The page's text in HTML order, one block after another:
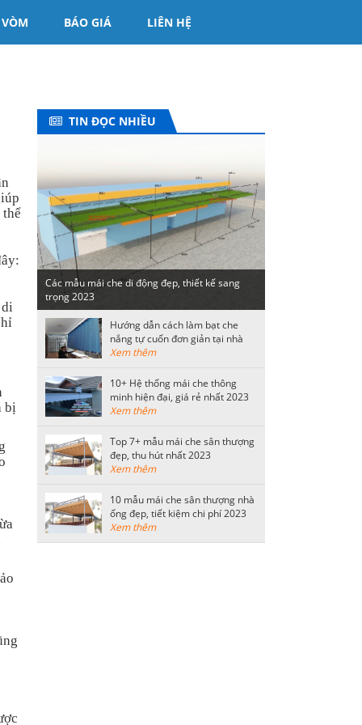
BÁO GIÁ LIÊN HỆ
thể
di
bị
TIN ĐỌC NHIỀU
Các mẫu mái che di động đẹp, thiết kế sang
trọng 2023
Hướng dẫn cách làm bạt che
nắng tự cuốn đơn giản tại nhà
Xem thêm
10+ Hệ thống mái che thông
minh hiện đại, giá rẻ nhất 2023
Xem thêm
Top 7+ mẫu mái che sân thượng
đẹp, thu hút nhất 2023
Xem thêm
10 mẫu mái che sân thượng nhà
ống đẹp, tiết kiệm chi phí 2023
Xem thêm